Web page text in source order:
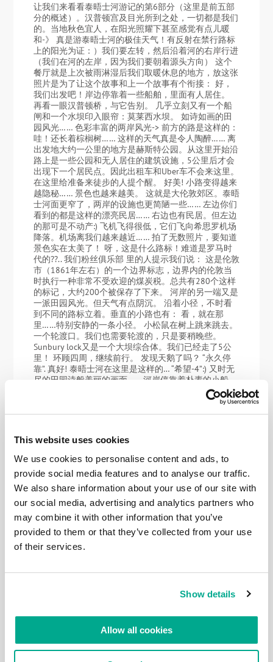
This website uses cookies
We use cookies to personalise content and ads, to
provide social media features and to analyse our traffic.
We also share information about your use of our site with
our social media, advertising and analytics partners who
may combine it with other information that you’ve
provided to them or that they’ve collected from your use
of their services.
Show details
Allow all cookies
让我们来看看泰晤士河游记的第6部分（这里是前五部
分的概述）。汉普顿宫及目光所到之处，一切都是我们
的。当地秋色宜人，在阳光照耀下甚至感觉有点儿暖
和-》 真是游泰晤士河的极佳天气！有反射在禁行路标
上的阳光为证：）我们要左转，然后沿着河的右岸行进
（我们在河的左岸，因为我们要朝着源头方向） 这个
餐厅就是上次被雨淋湿后我们取暖休息的地方，放这张
照片是为了让这个故事和上一个故事有个衔接： 好，
我们出发吧！岸边停靠着一些船舶，里面有人居住。
再看一眼汉普顿桥，与它告别。 几乎立刻又有一个船
闸和一个水坝印入眼帘：莫莱西水坝。 如诗如画的田
园风光…… 色彩丰富的两岸风光-> 前方的路是这样的：
哇！还长着棕榈树…… 这样的天气真是令人陶醉…… 离
出发地大约一公里的地方是赫斯特公园。从这里开始沿
路上是一些公园和无人居住的建筑设施，5公里后才会
出现下一个居民点。因此出租车和Uber车不会来这里。
在这里给准备来徒步的人提个醒。 好美! 小路变得越来
越隐秘…… 景色也越来越美。 这就是大伦敦郊区。泰晤
士河面更窄了，两岸的设施也更简陋一些…… 左边你们
看到的都是这样的漂亮民居…… 右边也有民居。但左边
的那可是不动产:) 飞机飞得很低，它们飞向希思罗机场
降落。机场离我们越来越近…… 拍了无数照片，要知道
景色实在太美了！ 呀，这是什么路标！难道是罗马时
代的??.. 我们粉丝俱乐部 里的人提示我们说： 这是伦敦
市（1861年左右）的一个边界标志，边界内的伦敦当
时执行一种非常不受欢迎的煤炭税。总共有280个这样
的标记，大约200个被保存了下来。 河岸的另一端又是
一派田园风光。但天气有点阴沉。 沿着小径，不时看
到不同的路标立着。垂直的小路也有： 看，就在那
里……特别安静的一条小径。 小松鼠在树上跳来跳去。
一个轮渡口。我们也需要轮渡的，只是要稍晚些。
Sunbury lock又是一个大坝综合体。我们已经走了5公
里！ 环顾四周，继续前行。 发现天鹅了吗？ “永久停
靠”. 真好! 泰晤士河在这里是这样的… “希望-4”:) 又时无
尽的田园诗般美丽的画面…… 河岸停靠着朴素的小船。
水里还有当地的禽类。 看，就是它们。 “仪仗队” 🙂 边
走，边拍。人们划着船来来去去，还有天鹅河里游来游
去。 桥！互联网提示是沃尔顿桥。没什么特别的，只
里。仅8公里的路程我们就拍了50张照片了！也许你应
该在接下来的帖子中延续你的乐趣，继续阅读这段引人
入胜的泰晤士游：） 还有些来自伦敦的照片都在这
里。
2022年 JAN月 11日
泰晤士河分段游。
31去洗桑拿：）而我在伦敦传统惯例被亲切地称为”泰
约300公里的步行路线，从 泰晤士河大坝 （伦敦东部
80公里的路线几乎都在大伦敦区域——我们刚刚完成了
这一部分！终点位于距距离伦敦环路（AKA M25）1公
里的斯坦斯桥。 我再重复一遍：这是一条非常棒的路
线！我愿意重复多次。在已经完成的路段部分，我已经